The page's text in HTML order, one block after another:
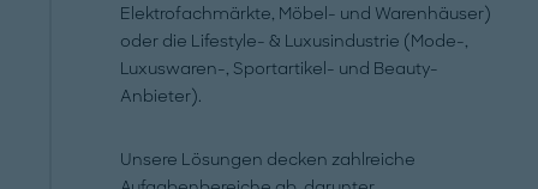
Elektrofachmärkte, Möbel- und Warenhäuser)
oder die Lifestyle- & Luxusindustrie (Mode-,
Luxuswaren-, Sportartikel- und Beauty-
Anbieter).
Unsere Lösungen decken zahlreiche